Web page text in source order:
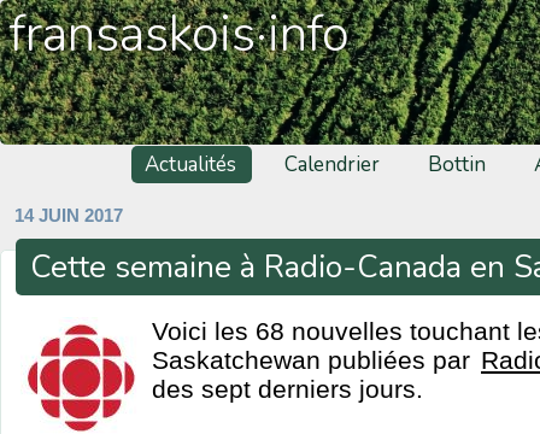
fransaskois·info
Actualités Calendrier Bottin
14 JUIN 2017
Cette semaine à Radio-Canada en
Voici les 68 nouvelles touchant
Saskatchewan publiées par
des sept derniers jours.